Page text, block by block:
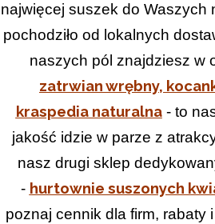
najwięcej suszek do Waszych
pochodziło od lokalnych
naszych pól znajdziesz w
zatrwianwrębny,
kraspedia naturalna- to
jakość idzie w parze z
nasz drugi sklep
- hurtownie suszonych
poznaj cennik dla firm, rabaty